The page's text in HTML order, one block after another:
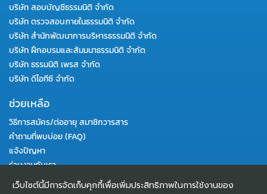
บริษัท สอบบัญชีธรรมนิติ จำกัด
บริษัท ตรวจสอบภายในธรรมนิติ จำกัด
บริษัท สำนักพัฒนาการบริหารธรรมนิติ จำกัด
บริษัท ฝึกอบรมและสัมมนาธรรมนิติ จำกัด
บริษัท ธรรมนิติ เพรส จำกัด
บริษัท ดีไอทีซี จำกัด
ช่วยเหลือ
วิธีการสมัคร/ต่ออายุ สมาชิกวารสาร
คำถามที่พบบ่อย (FAQ)
แจ้งปัญหา
ร่วมงานกับเรา
Privacy Notice
Disclaimer
เว็บไซต์นี้มีการจัดเก็บคุกกี้เพื่อเพิ่มประสิทธิภาพในการใช้งานของ